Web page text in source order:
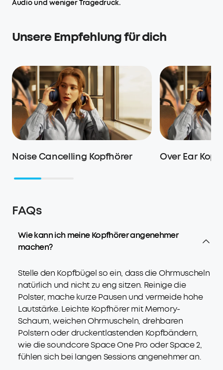
Audio und weniger Tragedruck.
Unsere Empfehlung für dich
Noise Cancelling Kopfhörer Over Ear
FAQs
Wie kann ich meine Kopfhörer angenehmer
machen?
Stelle den Kopfbügel so ein, dass die Ohrmuscheln
natürlich und nicht zu eng sitzen. Reinige die
Polster, mache kurze Pausen und vermeide hohe
Lautstärke. Leichte Kopfhörer mit Memory-
Schaum, weichen Ohrmuscheln, drehbaren
Polstern oder druckentlastenden Kopfbändern,
wie die soundcore Space One Pro oder Space 2,
fühlen sich bei langen Sessions angenehmer an.